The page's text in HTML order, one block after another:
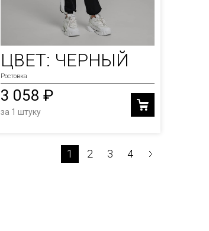
ЦВЕТ: ЧЕРНЫЙ
Ростовка
3 058 ₽
за 1 штуку
1 2 3 4